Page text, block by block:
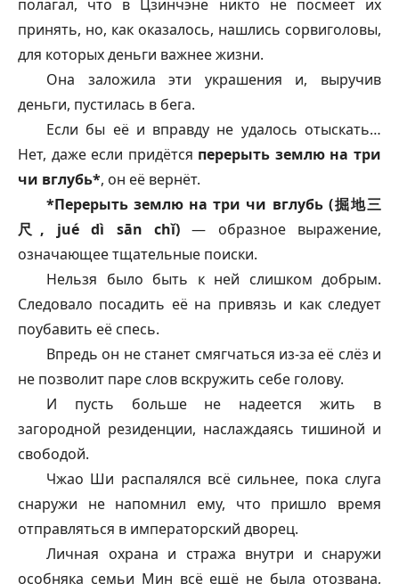
полагал, что в Цзинчэне никто не посмеет их
принять, но, как оказалось, нашлись сорвиголовы,
для которых деньги важнее жизни.
Она заложила эти украшения и, выручив
деньги, пустилась в бега.
Если бы её и вправду не удалось отыскать…
Нет, даже если придётся перерыть землю на три
чи вглубь*, он её вернёт.
*Перерыть землю на три чи вглубь (掘地三
尺, jué dì sān chǐ)— образное выражение,
означающее тщательные поиски.
Нельзя было быть к ней слишком добрым.
Следовало посадить её на привязь и как следует
поубавить её спесь.
Впредь он не станет смягчаться из-за её слёз и
не позволит паре слов вскружить себе голову.
И пусть больше не надеется жить в
загородной резиденции, наслаждаясь тишиной и
свободой.
Чжао Ши распалялся всё сильнее, пока слуга
снаружи не напомнил ему, что пришло время
отправляться в императорский дворец.
Личная охрана и стража внутри и снаружи
особняка семьи Мин всё ещё не была отозвана,